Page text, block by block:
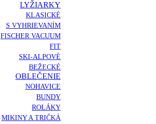
LYŽIARKY
KLASICKÉ
S VYHRIEVANÍM
FISCHER VACUUM
FIT
SKI-ALPOVÉ
BEŽECKÉ
OBLEČENIE
NOHAVICE
BUNDY
ROLÁKY
MIKINY A TRIČKÁ